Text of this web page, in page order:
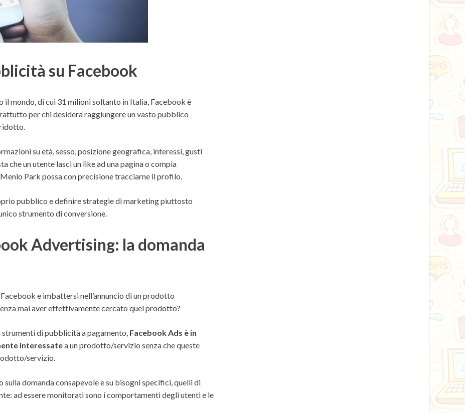
su Facebook
mondo, di cui 31 milioni soltanto in Italia, Facebook è
per chi desidera raggiungere un vasto pubblico
su età, sesso, posizione geografica, interessi, gusti
che un utente lasci un like ad una pagina o compia
Park possa con precisione tracciarne il profilo.
pubblico e definire strategie di marketing piuttosto
strumento di conversione.
Advertising: la domanda
e imbattersi nell’annuncio di un prodotto
mai aver effettivamente cercato quel prodotto?
di pubblicità a pagamento, Facebook Ads è in
interessatea un prodotto/servizio senza che queste
servizio.
sulla domanda consapevole e su bisogni specifici, quelli di
ad essere monitorati sono i comportamenti degli utenti e le